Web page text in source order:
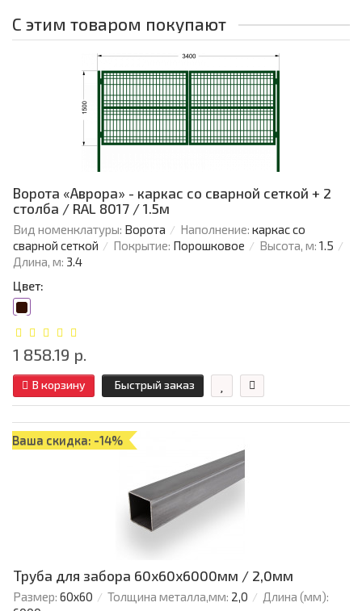
С этим товаром покупают
Ворота «Аврора» - каркас со сварной сеткой + 2
столба / RAL 8017 / 1.5м
Вид номенклатуры: Ворота Наполнение: каркас со
сварной сеткой
Покрытие: Порошковое Высота, м: 1.5
Длина, м: 3.4
Цвет:
1 858.19 р.
В корзину Быстрый заказ
Ваша скидка: -14%
Труба для забора 60х60x6000мм / 2,0мм
Размер: 60х60 Толщина металла,мм: 2,0
Длина (мм):